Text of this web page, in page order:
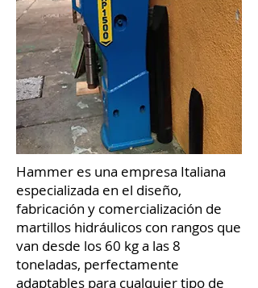
Hammer es una empresa Italiana
especializada en el diseño,
fabricación y comercialización de
martillos hidráulicos con rangos que
van desde los 60 kg a las 8
toneladas, perfectamente
adaptables para cualquier tipo de